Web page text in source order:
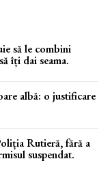
să le combini
îți dai seama.
albă: o justificare
Rutieră, fără a
suspendat.